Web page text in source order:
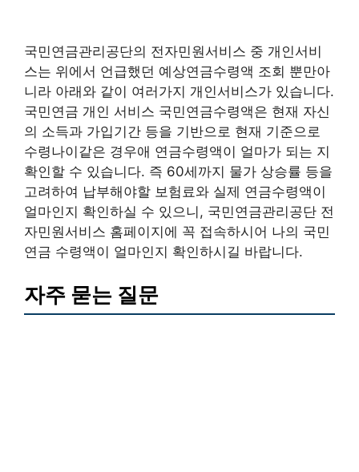
국민연금관리공단의 전자민원서비스 중 개인서비
스는 위에서 언급했던 예상연금수령액 조회 뿐만아
니라 아래와 같이 여러가지 개인서비스가 있습니다.
국민연금 개인 서비스 국민연금수령액은 현재 자신
의 소득과 가입기간 등을 기반으로 현재 기준으로
수령나이같은 경우애 연금수령액이 얼마가 되는 지
확인할 수 있습니다. 즉 60세까지 물가 상승률 등을
고려하여 납부해야할 보험료와 실제 연금수령액이
얼마인지 확인하실 수 있으니, 국민연금관리공단 전
자민원서비스 홈페이지에 꼭 접속하시어 나의 국민
연금 수령액이 얼마인지 확인하시길 바랍니다.
자주 묻는 질문